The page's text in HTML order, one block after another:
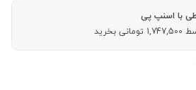
با اسنپ پی